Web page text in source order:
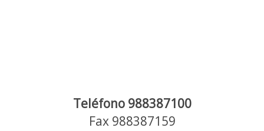
Teléfono 988387100
Fax 988387159